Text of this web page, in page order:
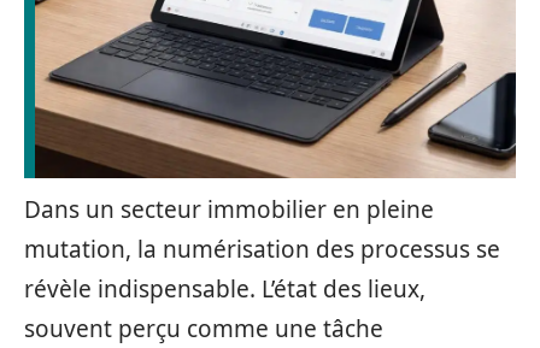
Dans un secteur immobilier en pleine
mutation, la numérisation des processus se
révèle indispensable. L’état des lieux,
souvent perçu comme une tâche